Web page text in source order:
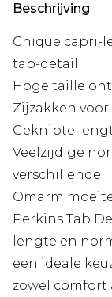
Beschrijving
Chique capri-
tab-detail
Hoge taille
Zijzakken
Geknipte
Veelzijdige
verschillende
Omarm
Perkins Tab
lengte en
een ideale
zowel comfort